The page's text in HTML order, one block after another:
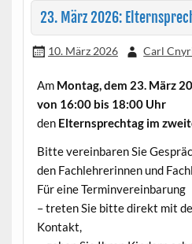
23. März 2026:
10. März 2026 Carl
Am Montag, dem 23. März
von 16:00 bis 18:00 Uhr
den Elternsprechtag im
Bitte vereinbaren Sie
den Fachlehrerinnen und
Für eine Terminvereinbarung
– treten Sie bitte direkt mit
Kontakt,